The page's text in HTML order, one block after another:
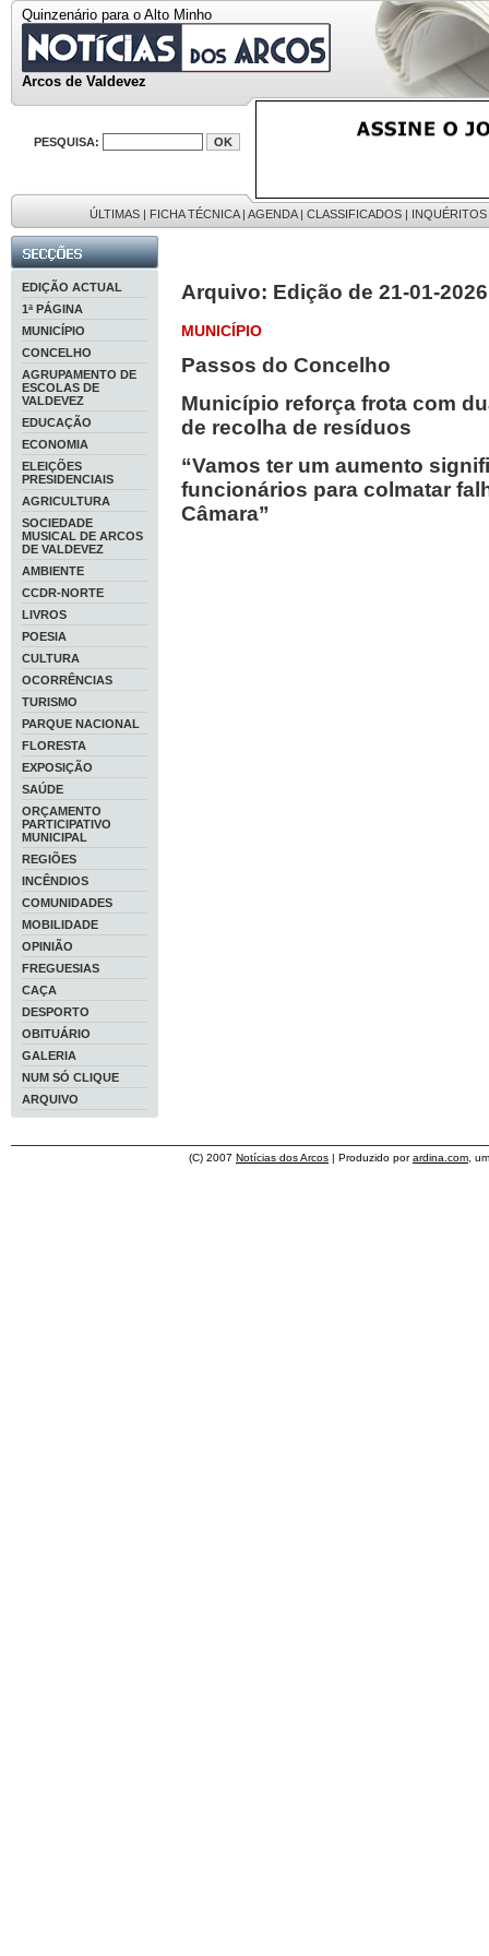
Quinzenário para o Alto Minho
Arcos de Valdevez
PESQUISA:
ÚLTIMAS | FICHA TÉCNICA| AGENDA| CLASSIFICADOS | INQUÉRITOS
EDIÇÃO ACTUAL
1ª PÁGINA
MUNICÍPIO
CONCELHO
AGRUPAMENTO DE
ESCOLAS DE
VALDEVEZ
EDUCAÇÃO
ECONOMIA
ELEIÇÕES
PRESIDENCIAIS
AGRICULTURA
SOCIEDADE
MUSICAL DE ARCOS
DE VALDEVEZ
AMBIENTE
CCDR-NORTE
LIVROS
POESIA
CULTURA
OCORRÊNCIAS
TURISMO
PARQUE NACIONAL
FLORESTA
EXPOSIÇÃO
SAÚDE
ORÇAMENTO
PARTICIPATIVO
MUNICIPAL
REGIÕES
INCÊNDIOS
COMUNIDADES
MOBILIDADE
OPINIÃO
FREGUESIAS
CAÇA
DESPORTO
OBITUÁRIO
GALERIA
NUM SÓ CLIQUE
ARQUIVO
Arquivo: Edição de 21-01-2026
MUNICÍPIO
Passos do Concelho
Município reforça frota com
de recolha de resíduos
“Vamos ter um aumento
funcionários para colmatar
Câmara”
(C) 2007 Notícias dos Arcos | Produzido porardina.com ,